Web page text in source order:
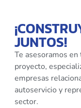
JUNTOS!
Te asesoramos
proyecto,
empresas
autoservicio y
sector.